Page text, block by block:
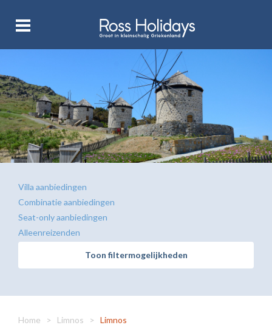
Villa aanbiedingen
Combinatie aanbiedingen
Seat-only aanbiedingen
Alleenreizenden
Toon filtermogelijkheden
Home > Limnos > Limnos